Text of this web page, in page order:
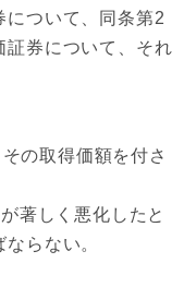
について、同条第2
証券について、それ
の取得価額を付さ
著しく悪化したと
らない。